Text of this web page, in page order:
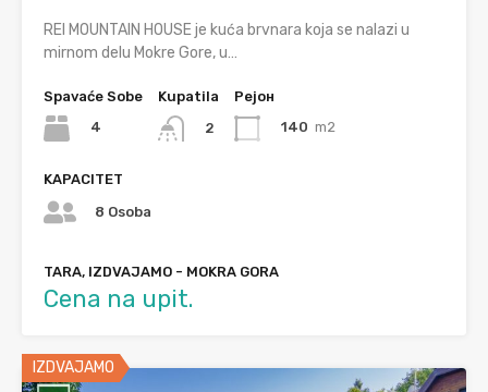
REI MOUNTAIN HOUSE je kuća brvnara koja se nalazi u
mirnom delu Mokre Gore, u…
Spavaće Sobe
4
Kupatila
2
Рејон
140 m2
KAPACITET
8 Osoba
TARA, IZDVAJAMO - MOKRA GORA
Cena na upit.
IZDVAJAMO